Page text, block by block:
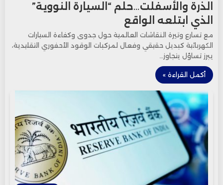
الذرة والأسفلت…حلم “السيارة النووية”
الذي ابتلعه الواقع
مع تسارع وتيرة النقاشات العالمية حول جدوى وكفاءة السيارات
الكهربائية كبديل حقيقي وفعال لمركبات الوقود الأحفوري التقليدية،
يبرز تساؤل يتجاوز…
أكمل القراءة »